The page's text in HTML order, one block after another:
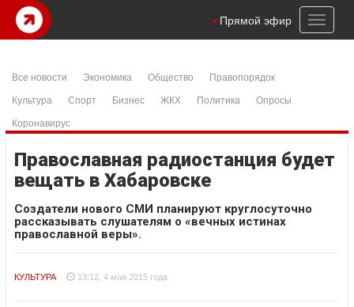
Toggle
Прямой эфир
Все новости Экономика Общество
Правопорядок
Культура
Спорт Бизнес ЖКХ Политика
Опросы
Коронавирус
Православная радиостанция будет
вещать в Хабаровске
Создатели нового СМИ планируют круглосуточно
рассказывать слушателям о «вечных истинах
православной веры».
КУЛЬТУРА 13:12, 4 мая 2015 года